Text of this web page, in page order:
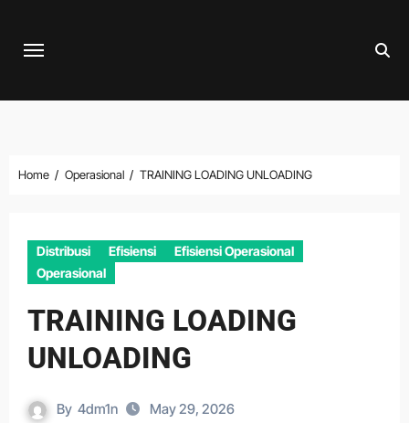
Home Operasional TRAINING LOADING UNLOADING
Distribusi Efisiensi
Efisiensi Operasional
Operasional
TRAINING LOADING
UNLOADING
By 4dm1n May 29, 2026